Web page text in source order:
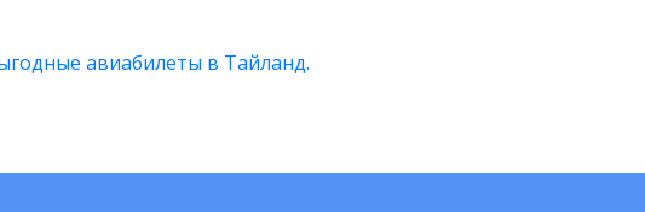
авиабилеты в Тайланд.